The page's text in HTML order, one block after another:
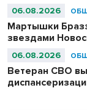
06.08.2026
Мартышки
звездами
06.08.2026
Ветеран СВО